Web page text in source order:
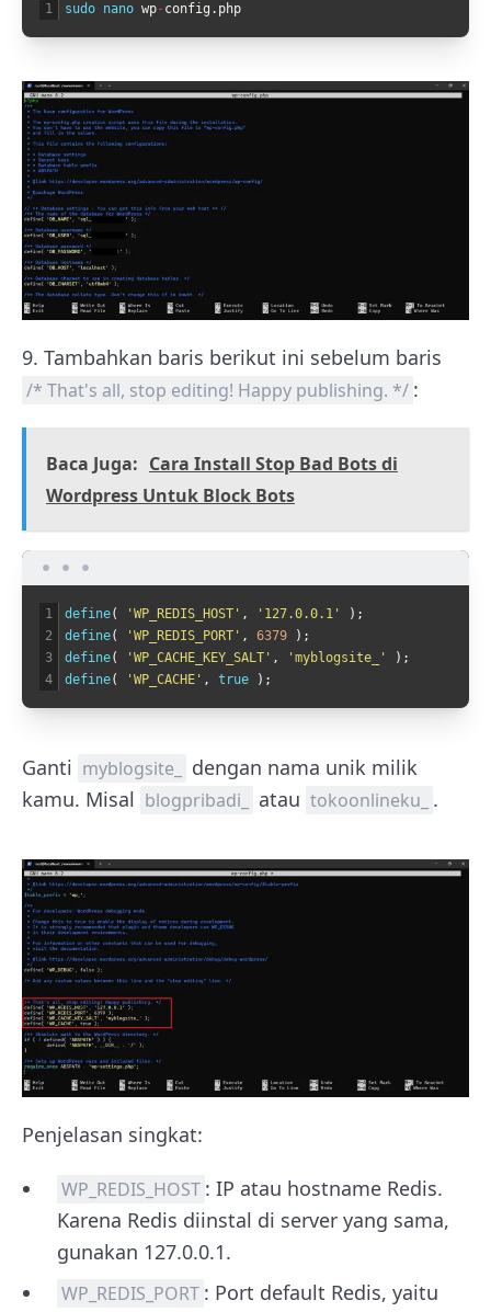
1 sudo nano wp-config . php
9. Tambahkan baris berikut ini sebelum baris
/* That's all, stop editing! Happy publishing. */ :
Baca Juga: Cara Install Stop Bad Bots di
Wordpress Untuk Block Bots
1
2
3
4
define( 'WP_REDIS_HOST' , '127.0.0.1' ) ;
define( 'WP_REDIS_PORT' , 6379 ) ;
define( 'WP_CACHE_KEY_SALT' , 'myblogsite_' ) ;
define( 'WP_CACHE' , true ) ;
Ganti myblogsite_
dengan nama unik milik
kamu. Misal blogpribadi_ atau tokoonlineku_ .
Penjelasan singkat:
WP_REDIS_HOST : IP atau hostname Redis.
Karena Redis diinstal di server yang sama,
gunakan 127.0.0.1.
WP_REDIS_PORT : Port default Redis, yaitu